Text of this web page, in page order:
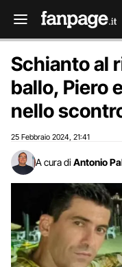
Schianto al
ballo, Piero
nello
25 Febbraio 2024 21:41
A cura di Antonio